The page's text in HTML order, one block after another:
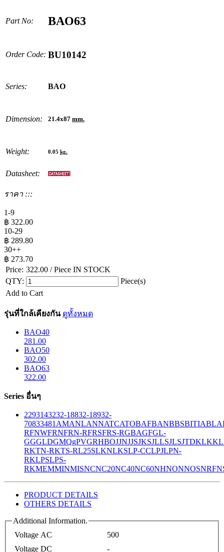
Part No: BAO63
Order Code: BU10142
Series: BAO
Dimension: 21.4x87 mm.
Weight: 0.05 kg.
Datasheet:
ราคา :::
1-9
฿ 322.00
10-29
฿ 289.80
30++
฿ 273.70
Price: 322.00 / Piece IN STOCK
QTY:
Piece(s)
Add to Cart
รุ่นที่ใกล้เคียงกัน ดูทั้งหมด
BAO40
281.00
BAO50
302.00
BAO63
322.00
Series อื่นๆ
2293143232-18832-18932-
70833481 AMANLANNATCATOBAFBANBBSBITIABLA
RFNWFRNFRN-RFRSFRS-RGBAGFGL-
GGGLDGMQgPVGRHBOJJNJJSJKSJLLSJLSJTDKLK
RKTN-RKTS-RL25SLKNLKSLP-CCLPJLPN-
RKLPSLPS-
RKMEMMINMISNCNC20NC40NC60NHNONNOSNRF
PRODUCT DETAILS
OTHERS DETAILS
Additional Information.
Voltage AC
500
Voltage DC
-